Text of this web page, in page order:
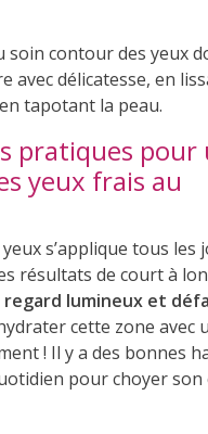
soin contour des yeux
avec délicatesse, en
tapotant la peau.
pratiques pour
yeux frais au
s’applique tous les
résultats de court à
regard lumineux et
cette zone avec
! Il y a des bonnes
pour choyer